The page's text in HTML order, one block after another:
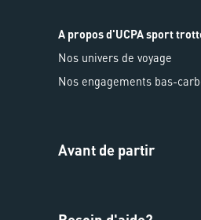
A propos d'UCPA sport
Nos univers de voyage
Nos engagements bas-
Avant de partir